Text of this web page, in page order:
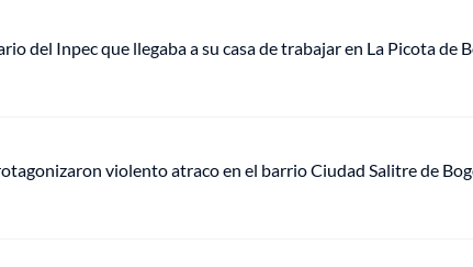
del Inpec que llegaba a su casa de trabajar en La Picota de
violento atraco en el barrio Ciudad Salitre de